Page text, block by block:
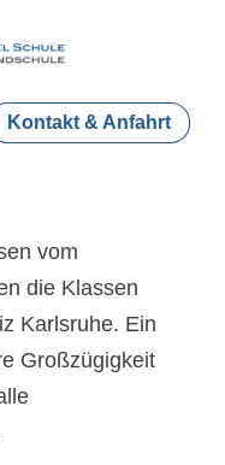
Kontakt & Anfahrt
vom
die Klassen
Karlsruhe. Ein
Großzügigkeit